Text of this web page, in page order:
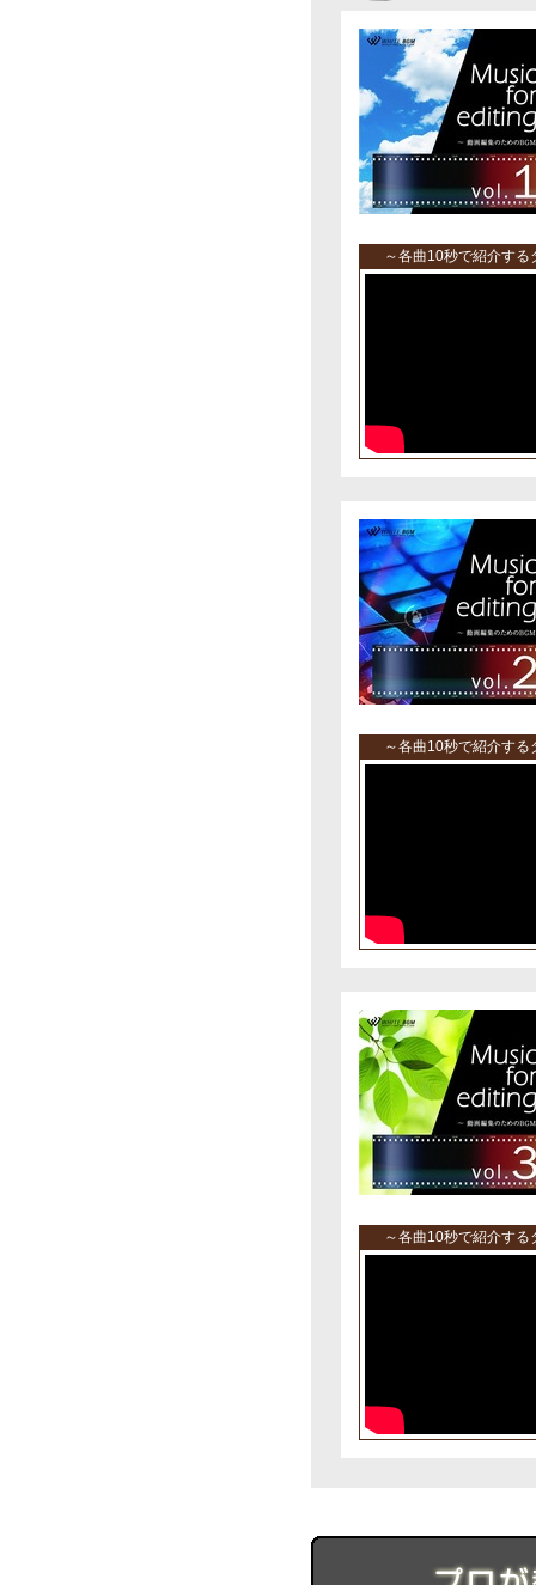
～各曲10秒で紹介す
～各曲10秒で紹介す
～各曲10秒で紹介す